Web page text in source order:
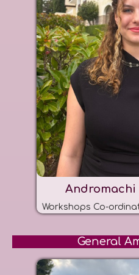
Andromachi
Workshops Co-
General